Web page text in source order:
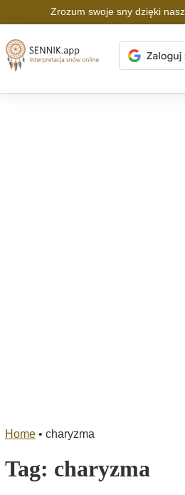
Zrozum swoje sny dzięki
Home • charyzma
Tag: charyzma